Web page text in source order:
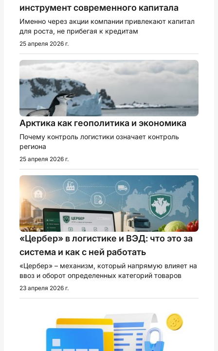
инструмент современного капитала
Именно через акции компании привлекают капитал
для роста, не прибегая к кредитам
25 апреля 2026 г.
Арктика как геополитика и экономика
Почему контроль логистики означает контроль
региона
25 апреля 2026 г.
«Цербер» в логистике и ВЭД: что это за
система и как с ней работать
«Цербер» – механизм, который напрямую влияет на
ввоз и оборот определенных категорий товаров
23 апреля 2026 г.